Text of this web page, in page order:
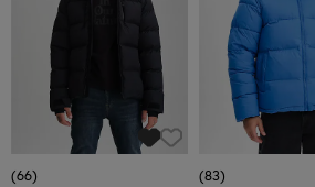
(66)
(83)